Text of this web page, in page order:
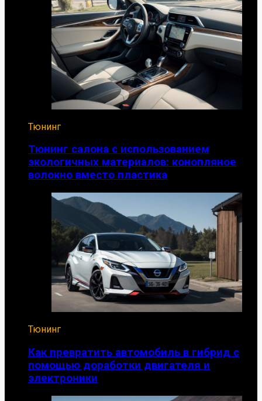
Тюнинг
Тюнинг салона с использованием
экологичных материалов: конопляное
волокно вместо пластика
Тюнинг
Как превратить автомобиль в гибрид с
помощью доработки двигателя и
электроники